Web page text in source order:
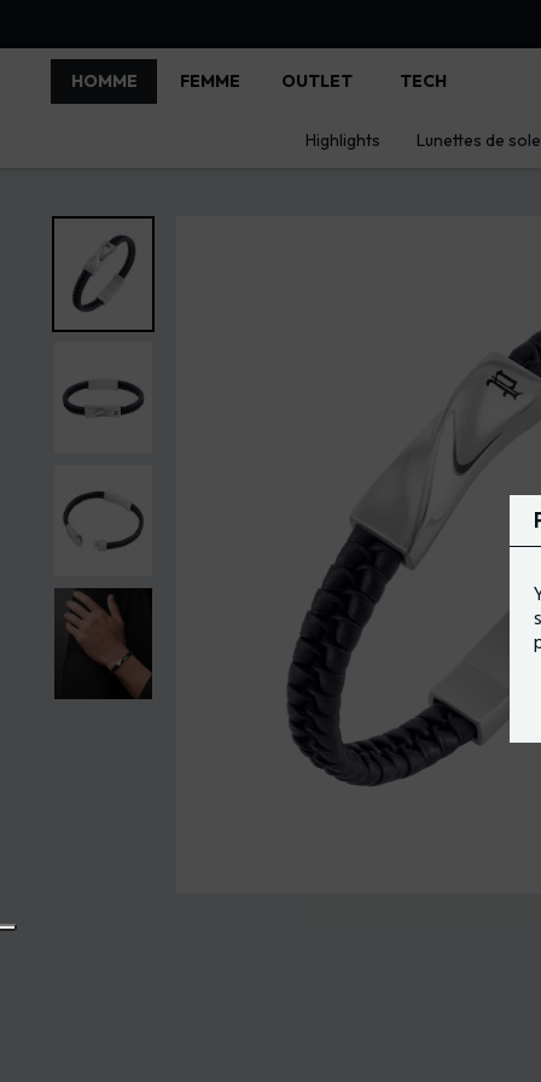
HOMME FEMME OUTLET TECH
Highlights Lunettes de